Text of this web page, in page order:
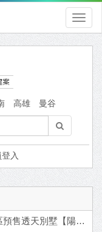
Toggle
案
高雄 曼谷
入
台南市東山區預售透天別墅【陽光米蘭6...